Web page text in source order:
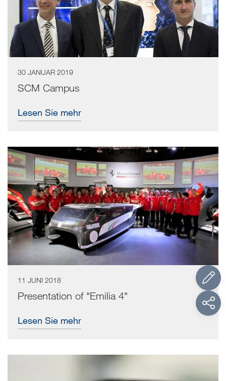
30 JANUAR 2019
SCM Campus
Lesen Sie mehr
11 JUNI 2018
Presentation of "Emilia 4"
Lesen Sie mehr